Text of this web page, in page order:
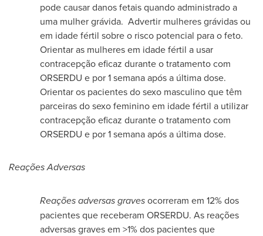
pode causar danos fetais quando administrado a
uma mulher grávida. Advertir mulheres grávidas ou
em idade fértil sobre o risco potencial para o feto.
Orientar as mulheres em idade fértil a usar
contracepção eficaz durante o tratamento com
ORSERDU e por 1 semana após a última dose.
Orientar os pacientes do sexo masculino que têm
parceiras do sexo feminino em idade fértil a utilizar
contracepção eficaz durante o tratamento com
ORSERDU e por 1 semana após a última dose.
Reações Adversas
Reações adversas gravesocorreram em 12% dos
pacientes que receberam ORSERDU. As reações
adversas graves em >1% dos pacientes que